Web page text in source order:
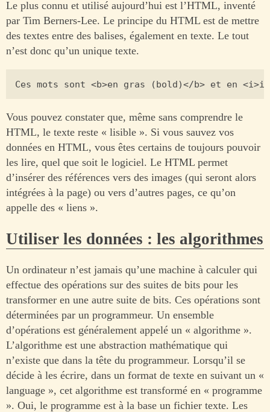
Le plus connu et utilisé aujourd’hui est l’HTML, inventé
par Tim Berners-Lee. Le principe du HTML est de mettre
des textes entre des balises, également en texte. Le tout
n’est donc qu’un unique texte.
Vous pouvez constater que, même sans comprendre le
HTML, le texte reste « lisible ». Si vous sauvez vos
données en HTML, vous êtes certains de toujours pouvoir
les lire, quel que soit le logiciel. Le HTML permet
d’insérer des références vers des images (qui seront alors
intégrées à la page) ou vers d’autres pages, ce qu’on
appelle des « liens ».
Utiliser les données : les algorithmes
Un ordinateur n’est jamais qu’une machine à calculer qui
effectue des opérations sur des suites de bits pour les
transformer en une autre suite de bits. Ces opérations sont
déterminées par un programmeur. Un ensemble
d’opérations est généralement appelé un « algorithme ».
L’algorithme est une abstraction mathématique qui
n’existe que dans la tête du programmeur. Lorsqu’il se
décide à les écrire, dans un format de texte en suivant un «
language », cet algorithme est transformé en « programme
». Oui, le programme est à la base un fichier texte. Les